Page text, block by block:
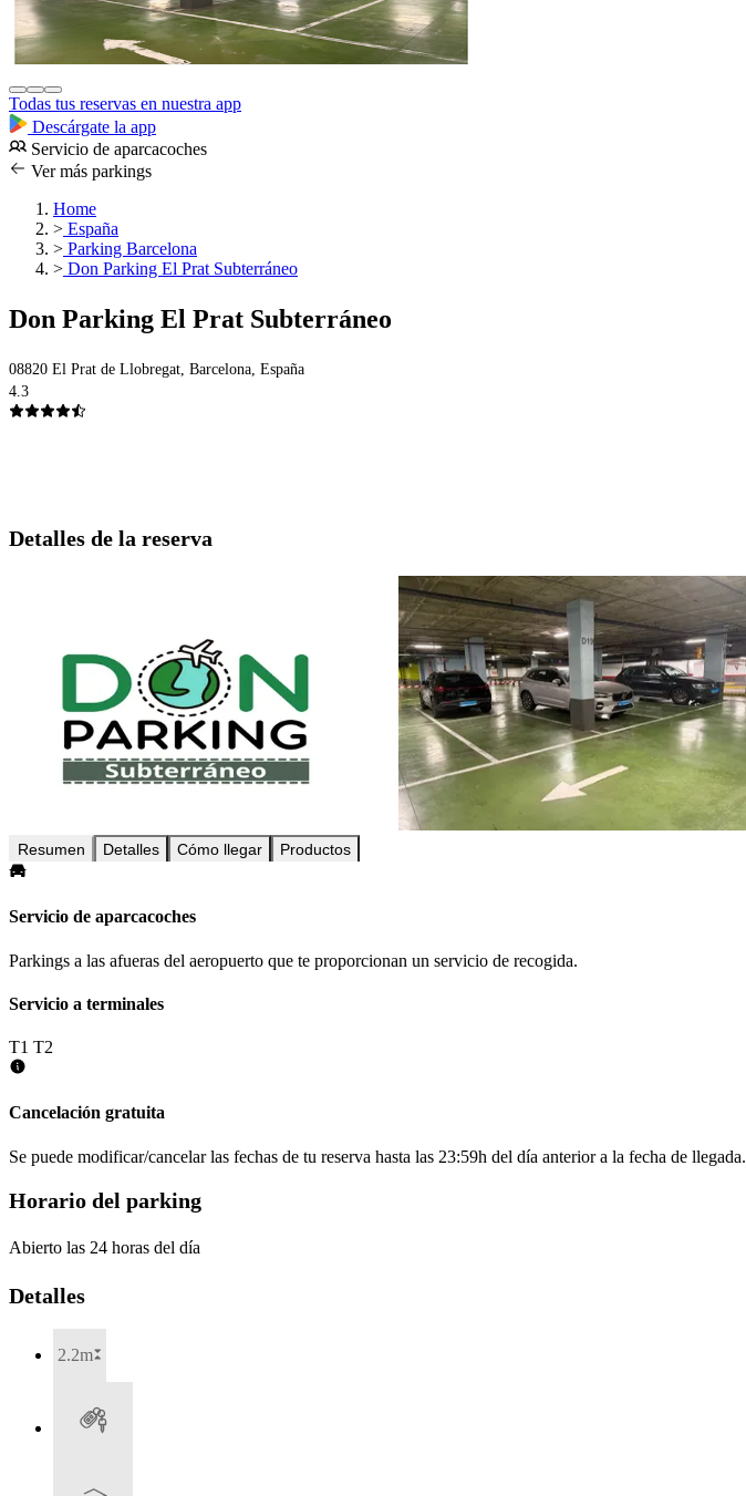
Todas tus reservas en nuestra app
Descárgate la app
Servicio de aparcacoches
Ver más parkings
Home
> España
> Parking Barcelona
> Don Parking El Prat Subterráneo
Don Parking El Prat Subterráneo
08820 El Prat de Llobregat, Barcelona, España
4.3
Detalles de la reserva
Resumen Detalles Cómo llegar Productos
Servicio de aparcacoches
Parkings a las afueras del aeropuerto que te proporcionan un servicio de recogida.
Servicio a terminales
T1 T2
Cancelación gratuita
Se puede modificar/cancelar las fechas de tu reserva hasta las 23:59h del día anterior a la fecha de llegada.
Horario del parking
Abierto las 24 horas del día
Detalles
2.2m